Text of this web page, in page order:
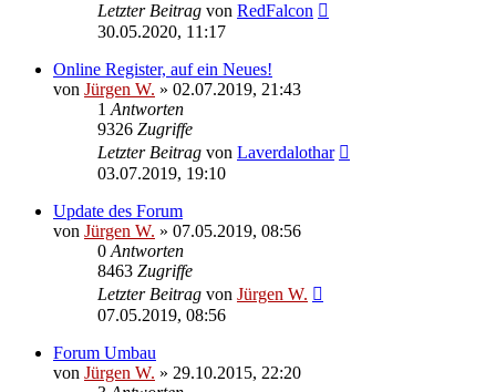
Letzter Beitrag von RedFalcon
30.05.2020, 11:17
Online Register, auf ein Neues!
von Jürgen W. » 02.07.2019, 21:43
1 Antworten
9326 Zugriffe
Letzter Beitrag von Laverdalothar
03.07.2019, 19:10
Update des Forum
von Jürgen W. » 07.05.2019, 08:56
0 Antworten
8463 Zugriffe
Letzter Beitrag von Jürgen W.
07.05.2019, 08:56
Forum Umbau
von Jürgen W. » 29.10.2015, 22:20